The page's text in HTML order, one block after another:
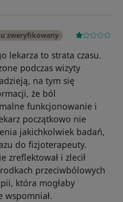
zweryfikowany
lekarza to strata czasu.
podczas wizyty
na tym się
że ból
funkcjonowanie i
początkowo nie
jakichkolwiek badań,
do fizjoterapeuty.
zreflektował i zlecił
przeciwbólowych
która mogłaby
wspomniał.